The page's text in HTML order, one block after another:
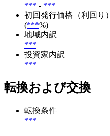
*** - ***
初回発行価格（利回り）
(***%)
地域内訳
***
投資家内訳
***
転換および交換
転換条件
***